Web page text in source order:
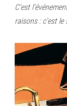
C’est
raisons : c’est